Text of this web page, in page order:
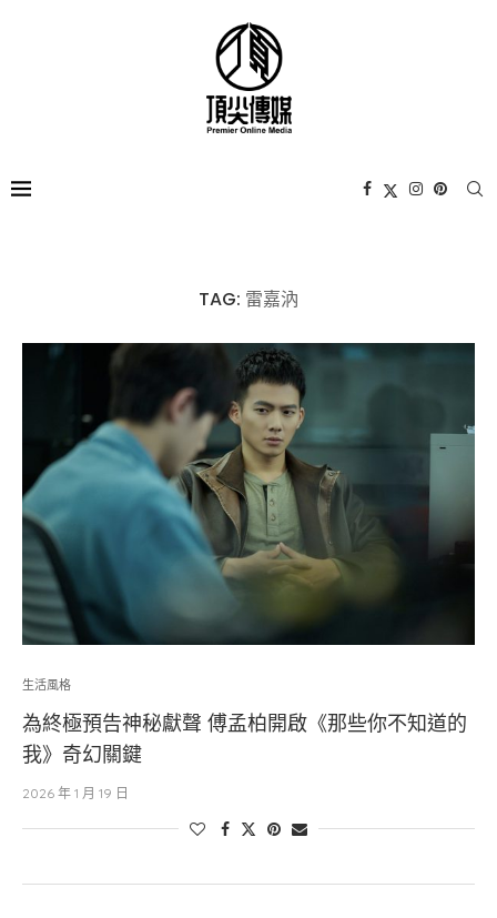
TAG: 雷嘉汭
生活風格
為終極預告神秘獻聲 傅孟柏開啟《那些你不知道的
我》奇幻關鍵
2026 年 1 月 19 日